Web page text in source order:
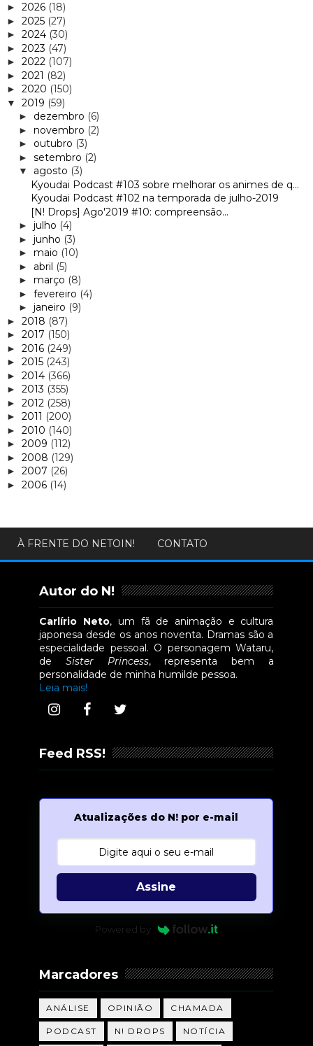
► 2026 (18)
► 2025 (27)
► 2024 (30)
► 2023 (47)
► 2022 (107)
► 2021 (82)
► 2020 (150)
▼ 2019 (59)
► dezembro (6)
► novembro (2)
► outubro (3)
► setembro (2)
▼ agosto (3)
Kyoudai Podcast #103 sobre melhorar os animes de q...
Kyoudai Podcast #102 na temporada de julho-2019
[N! Drops] Ago'2019 #10: compreensão...
► julho (4)
► junho (3)
► maio (10)
► abril (5)
► março (8)
► fevereiro (4)
► janeiro (9)
► 2018 (87)
► 2017 (150)
► 2016 (249)
► 2015 (243)
► 2014 (366)
► 2013 (355)
► 2012 (258)
► 2011 (200)
► 2010 (140)
► 2009 (112)
► 2008 (129)
► 2007 (26)
► 2006 (14)
À FRENTE DO NETOIN! CONTATO
Autor do N!
Carlírio Neto, um fã de animação e cultura
japonesa desde os anos noventa. Dramas são a
especialidade pessoal. O personagem Wataru,
deSister Princess, representa bem a
personalidade de minha humilde pessoa.
Leia mais!
Feed RSS!
Atualizações do N! por e-mail
Assine
Powered by
Marcadores
ANÁLISE OPINIÃO CHAMADA
PODCAST N! DROPS NOTÍCIA